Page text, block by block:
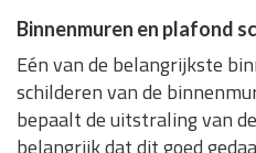
Binnenmuren en plafond
Eén van de belangrijkste
schilderen van de
bepaalt de uitstraling van